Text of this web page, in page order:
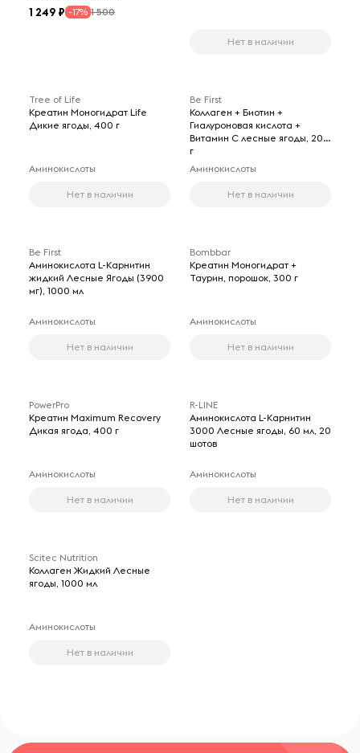
1 249 -17% 1 500
Нет в наличии
Tree of Life
Креатин Моногидрат Life
Дикие ягоды, 400 г
Аминокислоты
Нет в наличии
Be First
Коллаген + Биотин +
Гиалуроновая кислота +
Витамин С лесные ягоды, 200
г
Аминокислоты
Нет в наличии
Be First
Аминокислота L-Карнитин
жидкий Лесные Ягоды (3900
мг), 1000 мл
Аминокислоты
Нет в наличии
Bombbar
Креатин Моногидрат +
Таурин, порошок, 300 г
Аминокислоты
Нет в наличии
PowerPro
Креатин Maximum Recovery
Дикая ягода, 400 г
Аминокислоты
Нет в наличии
R-LINE
Аминокислота L-Карнитин
3000 Лесные ягоды, 60 мл, 20
шотов
Аминокислоты
Нет в наличии
Scitec Nutrition
Коллаген Жидкий Лесные
ягоды, 1000 мл
Аминокислоты
Нет в наличии